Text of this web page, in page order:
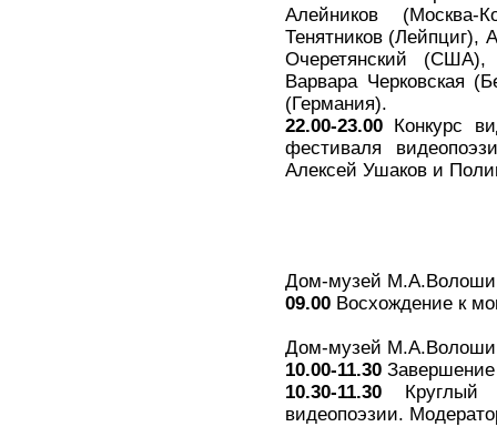
Алейников (Москва-
Тенятников (Лейпциг),
Очеретянский
Варвара Черковская
(Германия).
22.00-23.00 Конкурс
фестиваля
Алексей Ушаков и
Дом-музей
09.00 Восхождение к
Дом-музей
10.00-11.30
10.30-11.30 Круглый
видеопоэзии.